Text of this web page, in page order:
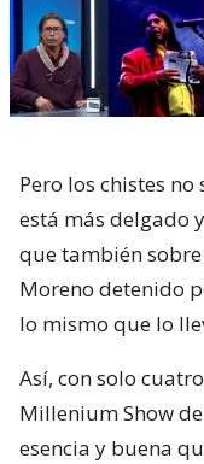
Pero los chistes
está más delgado
que también
Moreno detenido
lo mismo que lo
Así, con solo
Millenium Show
esencia y buena